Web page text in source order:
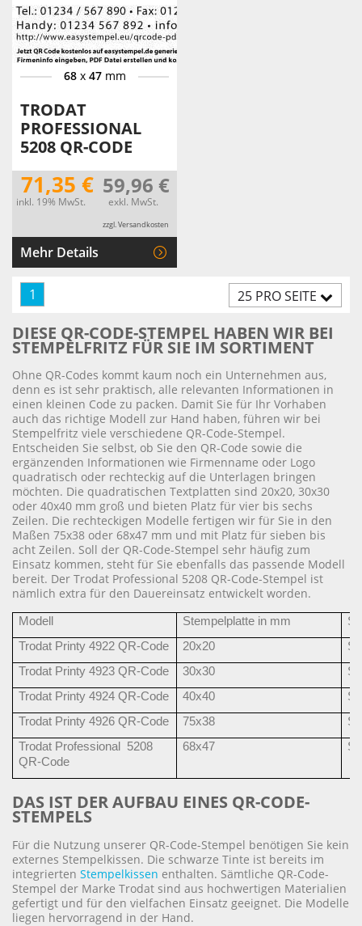
68x 47mm
TRODAT
PROFESSIONAL
5208 QR-CODE
71,35 €
inkl. 19% MwSt.
59,96 €
exkl. MwSt.
zzgl. Versandkosten
Mehr Details
25 PRO SEITE
1
DIESE QR-CODE-STEMPEL HABEN WIR BEI
STEMPELFRITZ FÜR SIE IM SORTIMENT
Ohne QR-Codes kommt kaum noch ein Unternehmen aus,
denn es ist sehr praktisch, alle relevanten Informationen in
einen kleinen Code zu packen. Damit Sie für Ihr Vorhaben
auch das richtige Modell zur Hand haben, führen wir bei
Stempelfritz viele verschiedene QR-Code-Stempel.
Entscheiden Sie selbst, ob Sie den QR-Code sowie die
ergänzenden Informationen wie Firmenname oder Logo
quadratisch oder rechteckig auf die Unterlagen bringen
möchten. Die quadratischen Textplatten sind 20x20, 30x30
oder 40x40 mm groß und bieten Platz für vier bis sechs
Zeilen. Die rechteckigen Modelle fertigen wir für Sie in den
Maßen 75x38 oder 68x47 mm und mit Platz für sieben bis
acht Zeilen. Soll der QR-Code-Stempel sehr häufig zum
Einsatz kommen, steht für Sie ebenfalls das passende Modell
bereit. Der Trodat Professional 5208 QR-Code-Stempel ist
nämlich extra für den Dauereinsatz entwickelt worden.
Modell Stempelplatte in mm
Trodat Printy 4922 QR-Code
20x20
Trodat Printy 4923 QR-Code
30x30
Trodat Printy 4924 QR-Code
40x40
Trodat Printy 4926 QR-Code
75x38
Trodat Professional 5208
QR-Code
68x47
DAS IST DER AUFBAU EINES QR-CODE-
STEMPELS
Für die Nutzung unserer QR-Code-Stempel benötigen Sie kein
externes Stempelkissen. Die schwarze Tinte ist bereits im
integrierten Stempelkissen enthalten. Sämtliche QR-Code-
Stempel der Marke Trodat sind aus hochwertigen Materialien
gefertigt und für den vielfachen Einsatz geeignet. Die Modelle
liegen hervorragend in der Hand.